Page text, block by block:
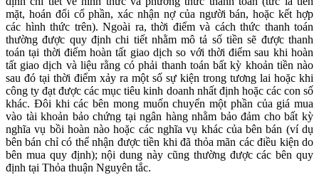
mặt, hoán đổi cổ phần, xác nhận nợ của người bán, hoặc kết hợp
các hình thức trên). Ngoài ra, thời điểm và cách thức thanh toán
thường được quy định chi tiết nhằm mô tả số tiền sẽ được thanh
toán tại thời điểm hoàn tất giao dịch so với thời điểm sau khi hoàn
tất giao dịch và liệu rằng có phải thanh toán bất kỳ khoản tiền nào
sau đó tại thời điểm xảy ra một số sự kiện trong tương lai hoặc khi
công ty đạt được các mục tiêu kinh doanh nhất định hoặc các con số
khác. Đôi khi các bên mong muốn chuyển một phần của giá mua
vào tài khoản bảo chứng tại ngân hàng nhằm bảo đảm cho bất kỳ
nghĩa vụ bồi hoàn nào hoặc các nghĩa vụ khác của bên bán (ví dụ
bên bán chỉ có thể nhận được tiền khi đã thỏa mãn các điều kiện do
bên mua quy định); nội dung này cũng thường được các bên quy
định tại Thỏa thuận Nguyên tắc.